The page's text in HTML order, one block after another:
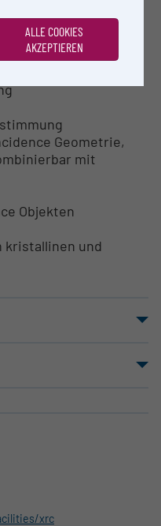
an
quantitativ)
Geometrie,
mit
Objekten
kristallinen und
xrc
ALLE COOKIES
AKZEPTIEREN